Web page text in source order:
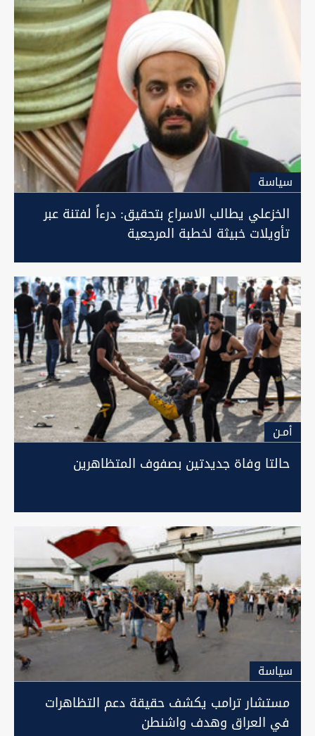
سیاسة
الخزعلي يطالب الاسراع بتحقيق: درءاً لفتنة عبر
تأويلات خبيثة لخطبة المرجعية
أمـن
حالتا وفاة جديدتين بصفوف المتظاهرين
سیاسة
مستشار ترامب يكشف حقيقة دعم التظاهرات
في العراق وهدف واشنطن